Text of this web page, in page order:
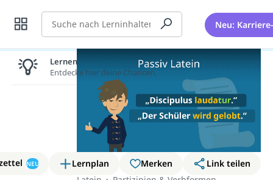
Suche Neu:
NEU Lernplan Merken
Link teilen
Lernen lohnt sich!
Entdecke hier deine Chancen.